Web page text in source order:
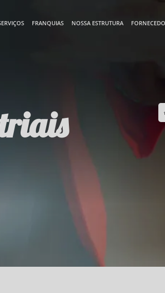
FRANQUIAS NOSSA ESTRUTURA